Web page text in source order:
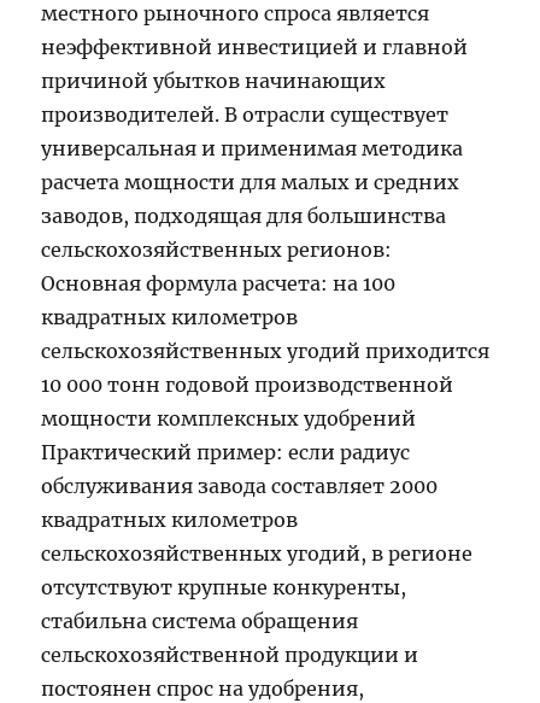
местного рыночного спроса является
неэффективной инвестицией и главной
причиной убытков начинающих
производителей. В отрасли существует
универсальная и применимая методика
расчета мощности для малых и средних
заводов, подходящая для большинства
сельскохозяйственных регионов:
Основная формула расчета: на 100
квадратных километров
сельскохозяйственных угодий приходится
10 000 тонн годовой производственной
мощности комплексных удобрений
Практический пример: если радиус
обслуживания завода составляет 2000
квадратных километров
сельскохозяйственных угодий, в регионе
отсутствуют крупные конкуренты,
стабильна система обращения
сельскохозяйственной продукции и
постоянен спрос на удобрения,